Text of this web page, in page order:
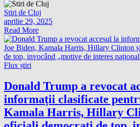
Stiri de Cluj
aprilie 29, 2025
Read More
Flux știri
Donald Trump a revocat
informații clasificate
Kamala Harris, Hillary